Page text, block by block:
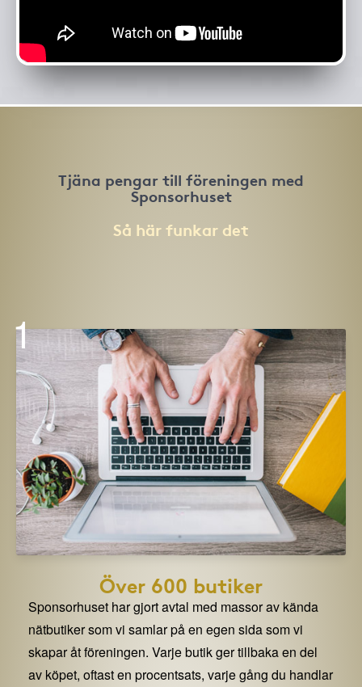
Tjäna pengar till föreningen med
Sponsorhuset
Så här funkar det
1
Över 600 butiker
Sponsorhuset har gjort avtal med massor av kända
nätbutiker som vi samlar på en egen sida som vi
skapar åt föreningen. Varje butik ger tillbaka en del
av köpet, oftast en procentsats, varje gång du handlar